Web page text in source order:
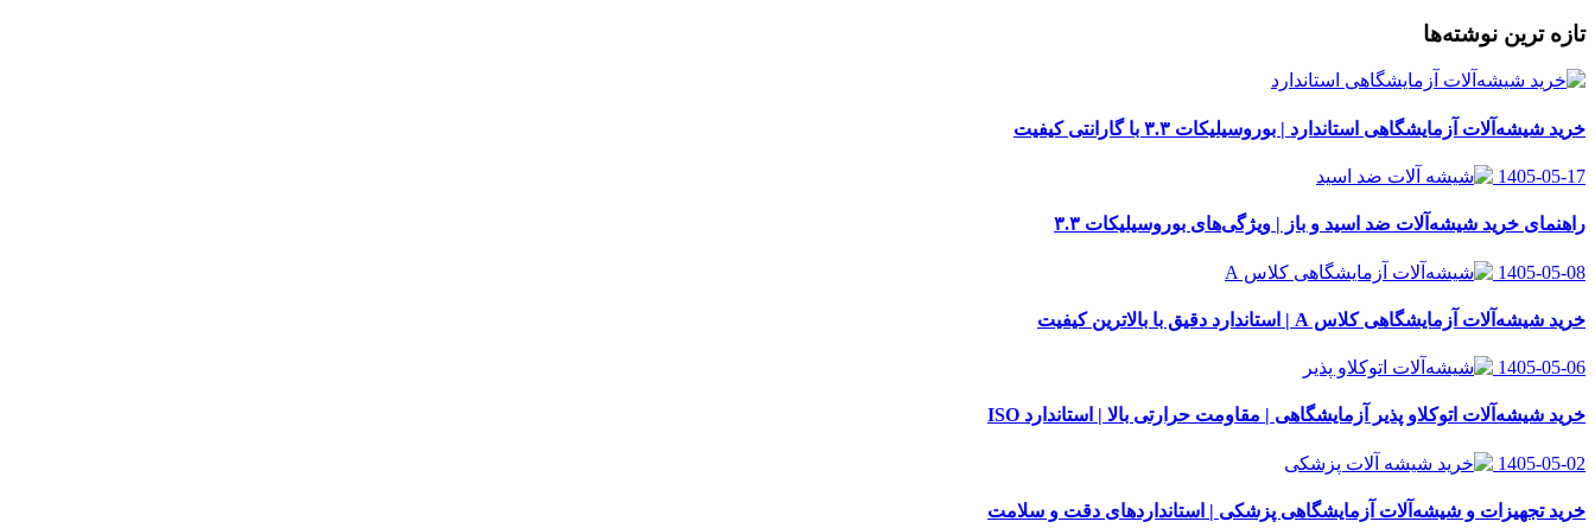
تازه ترین نوشته‌ها
خرید شیشه‌آلات آزمایشگاهی استاندارد | بوروسیلیکات ۳.۳ با گارانتی کیفیت
1405-05-17
راهنمای خرید شیشه‌آلات ضد اسید و باز | ویژگی‌های بوروسیلیکات ۳.۳
1405-05-08
خرید شیشه‌آلات آزمایشگاهی کلاس A | استاندارد دقیق با بالاترین کیفیت
1405-05-06
خرید شیشه‌آلات اتوکلاو پذیر آزمایشگاهی | مقاومت حرارتی بالا | استاندارد ISO
1405-05-02
خرید تجهیزات و شیشه‌آلات آزمایشگاهی پزشکی | استانداردهای دقت و سلامت